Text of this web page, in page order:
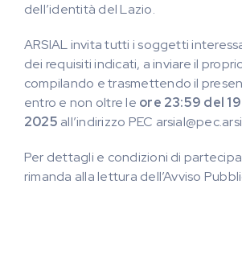
dell’identità del Lazio.
ARSIAL invita tutti i soggetti
dei requisiti indicati, a inviare il
compilando e trasmettendo il
entro e non oltre le ore 23:59 del
2025 all’indirizzo PEC
Per dettagli e condizioni di
rimanda alla lettura dell’Avviso